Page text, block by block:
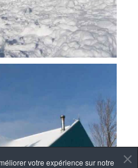
votre expérience sur notre